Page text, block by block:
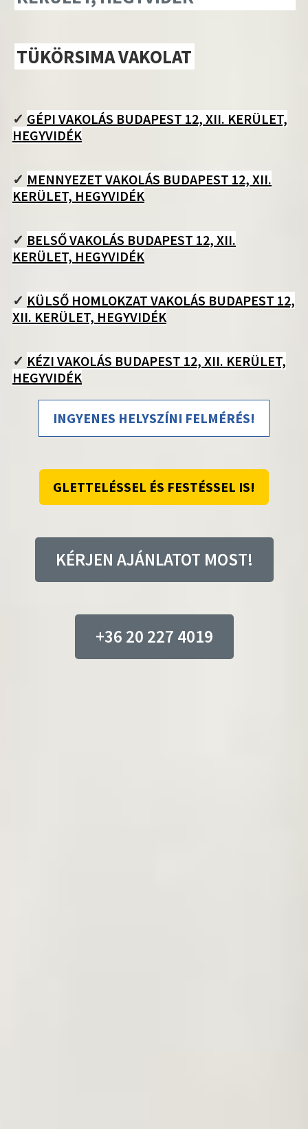
TÜKÖRSIMA VAKOLAT
✓ GÉPI VAKOLÁS BUDAPEST 12, XII. KERÜLET,
HEGYVIDÉK
✓ MENNYEZET VAKOLÁS BUDAPEST 12, XII.
KERÜLET, HEGYVIDÉK
✓ BELSŐ VAKOLÁS BUDAPEST 12, XII.
KERÜLET, HEGYVIDÉK
✓ KÜLSŐ HOMLOKZAT VAKOLÁS BUDAPEST 12,
XII. KERÜLET, HEGYVIDÉK
✓ KÉZI VAKOLÁS BUDAPEST 12, XII. KERÜLET,
HEGYVIDÉK
INGYENES HELYSZÍNI FELMÉRÉS!
GLETTELÉSSEL ÉS FESTÉSSEL IS!
KÉRJEN AJÁNLATOT MOST!
+36 20 227 4019